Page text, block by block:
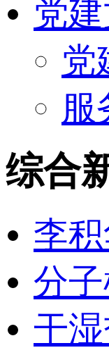
党
党
服
综合
李
分
干